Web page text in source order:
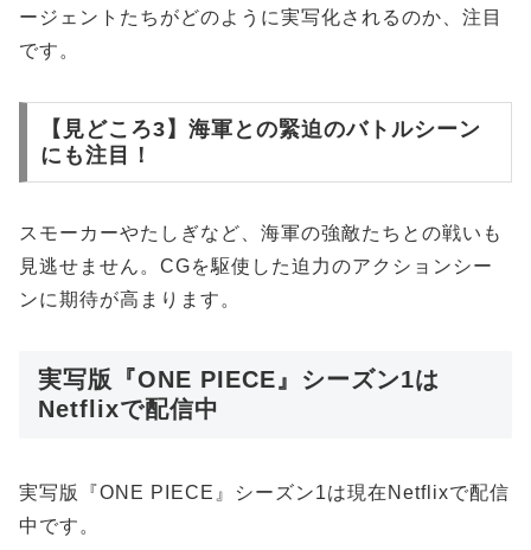
ージェントたちがどのように実写化されるのか、注目
です。
【見どころ3】海軍との緊迫のバトルシーン
にも注目！
スモーカーやたしぎなど、海軍の強敵たちとの戦いも
見逃せません。CGを駆使した迫力のアクションシー
ンに期待が高まります。
実写版『ONE PIECE』シーズン1は
Netflixで配信中
実写版『ONE PIECE』シーズン1は現在Netflixで配信
中です。